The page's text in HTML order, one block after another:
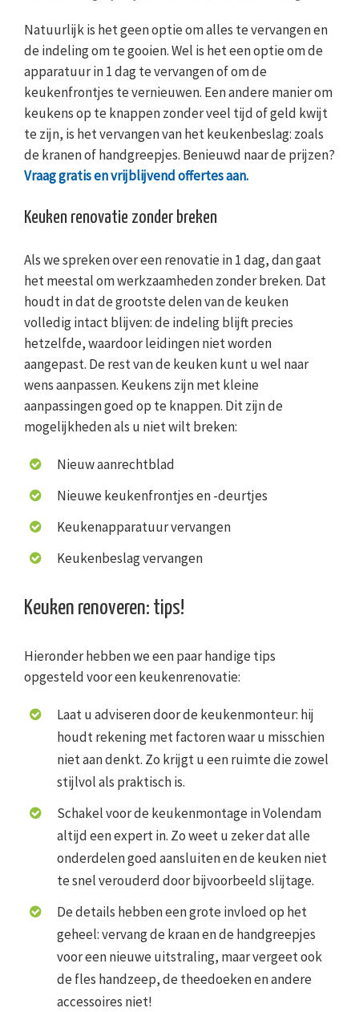
Natuurlijk is het geen optie om alles te vervangen en
de indeling om te gooien. Wel is het een optie om de
apparatuur in 1 dag te vervangen of om de
keukenfrontjes te vernieuwen. Een andere manier om
keukens op te knappen zonder veel tijd of geld kwijt
te zijn, is het vervangen van het keukenbeslag: zoals
de kranen of handgreepjes. Benieuwd naar de prijzen?
Vraag gratis en vrijblijvend offertes aan.
Keuken renovatie zonder breken
Als we spreken over een renovatie in 1 dag, dan gaat
het meestal om werkzaamheden zonder breken. Dat
houdt in dat de grootste delen van de keuken
volledig intact blijven: de indeling blijft precies
hetzelfde, waardoor leidingen niet worden
aangepast. De rest van de keuken kunt u wel naar
wens aanpassen. Keukens zijn met kleine
aanpassingen goed op te knappen. Dit zijn de
mogelijkheden als u niet wilt breken:
Nieuw aanrechtblad
Nieuwe keukenfrontjes en -deurtjes
Keukenapparatuur vervangen
Keukenbeslag vervangen
Keuken renoveren: tips!
Hieronder hebben we een paar handige tips
opgesteld voor een keukenrenovatie:
Laat u adviseren door de keukenmonteur: hij
houdt rekening met factoren waar u misschien
niet aan denkt. Zo krijgt u een ruimte die zowel
stijlvol als praktisch is.
Schakel voor de keukenmontage in Volendam
altijd een expert in. Zo weet u zeker dat alle
onderdelen goed aansluiten en de keuken niet
te snel verouderd door bijvoorbeeld slijtage.
De details hebben een grote invloed op het
geheel: vervang de kraan en de handgreepjes
voor een nieuwe uitstraling, maar vergeet ook
de fles handzeep, de theedoeken en andere
accessoires niet!